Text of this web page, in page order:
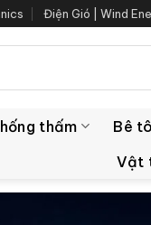
Điện Gió | Wind
thấm Bê
Vật